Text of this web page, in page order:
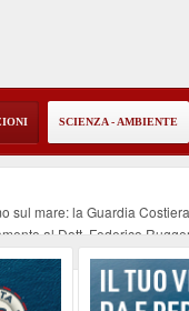
SCIENZA - AMBIENTE
sul mare: la Guardia
al Dott. Federico
una testimonianza
-07-08-2026
piano dell'Autorità